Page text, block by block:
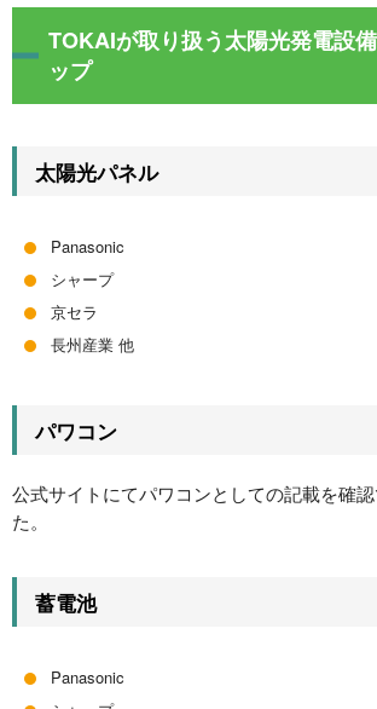
TOKAIが取り扱う太陽光発電設
ップ
太陽光パネル
Panasonic
シャープ
京セラ
長州産業 他
パワコン
公式サイトにてパワコンとしての記載を確
た。
蓄電池
Panasonic